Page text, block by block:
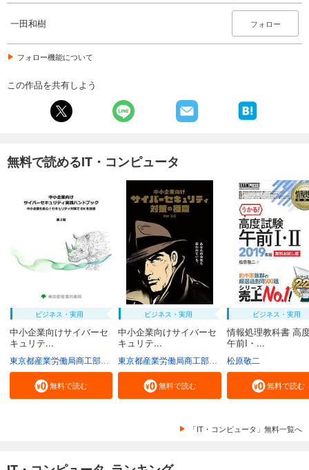
一田和樹 フォロー
フォロー機能について
この作品を共有しよう
無料で読めるIT・コンピュータ
ビジネス・実用
中小企業向けサイバーセ
キュリテ...
無料で読む
ビジネス・実用
中小企業向けサイバーセ
キュリテ...
無料で読む
ビジネス・実用
情報処理教科書 高
午前I・...
松原敬二
無料で読む
「IT・コンピュータ」無料一覧へ